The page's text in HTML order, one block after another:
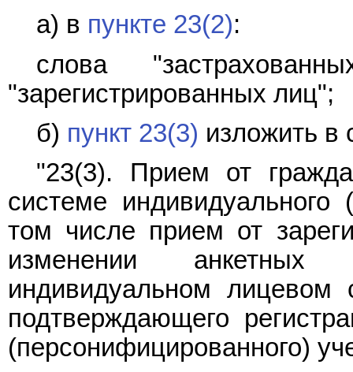
а) в пункте 23(2):
слова
"зарегистрированных лиц";
б) пункт 23(3) изложить в
"23(3). Прием от
системе индивидуального
том числе прием от
изменении
индивидуальном
подтверждающего
(персонифицированного)